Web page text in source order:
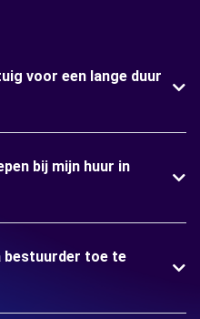
voor een lange duur
bij mijn huur in
bestuurder toe te